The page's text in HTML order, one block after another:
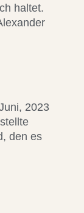
haltet.
2023
den es